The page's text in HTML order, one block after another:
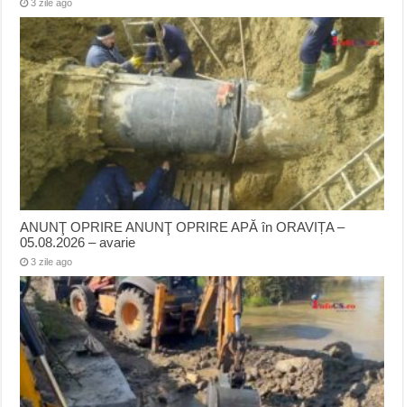
3 zile ago
ANUNŢ OPRIRE ANUNŢ OPRIRE APĂ în ORAVIȚA –
05.08.2026 – avarie
3 zile ago